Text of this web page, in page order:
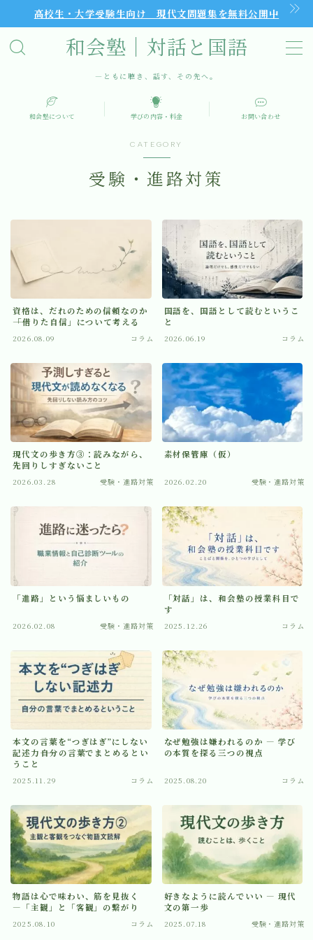
高校生・大学受験生向け 現代文問題集を無料公開中
和会塾｜対話と国語
―ともに聴き、話す、その先へ。
MENU
和会塾について
和会塾で見えてきたこと
よくあるご質問（FAQ）
記事・コラム一覧
お問い合わせ
和会塾について 学びの内容・料金 お問い合わせ
CATEGORY
受験・進路対策
資格は、だれのための信頼なのか
――「借りた自信」について考える
2026.08.09 コラム
国語を、国語として読むというこ
と
2026.06.19 コラム
現代文の歩き方③：読みながら、
先回りしすぎないこと
2026.03.28 受験・進路対策
素材保管庫（仮）
2026.02.20 受験・進路対策
「進路」という悩ましいもの
2026.02.08 受験・進路対策
「対話」は、和会塾の授業科目で
す
2025.12.26 コラム
本文の言葉を“つぎはぎ”にしない
記述力――自分の言葉でまとめるとい
うこと
2025.11.29 コラム
なぜ勉強は嫌われるのか ― 学び
の本質を探る三つの視点
2025.08.20 コラム
物語は心で味わい、筋を見抜く
―「主観」と「客観」の繋がり
2025.08.10 コラム
好きなように読んでいい ― 現代
文の第一歩
2025.07.18 受験・進路対策